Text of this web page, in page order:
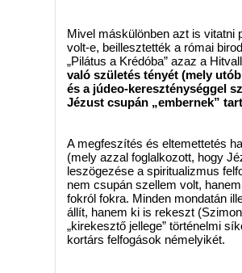
Mivel máskülönben azt is vitatni
volt-e, beillesztették a római
„Pilátus a Krédóba” azaz a
való születés tényét (mely
és a júdeo-kereszténységgel
Jézust csupán „embernek”
A megfeszítés és eltemettetés
(mely azzal foglalkozott, hogy
leszögezése a spiritualizmus
nem csupán szellem volt,
fokról fokra. Minden mondatán
állít, hanem ki is rekeszt
„kirekesztő jellege” történelmi
kortárs felfogások némelyikét.